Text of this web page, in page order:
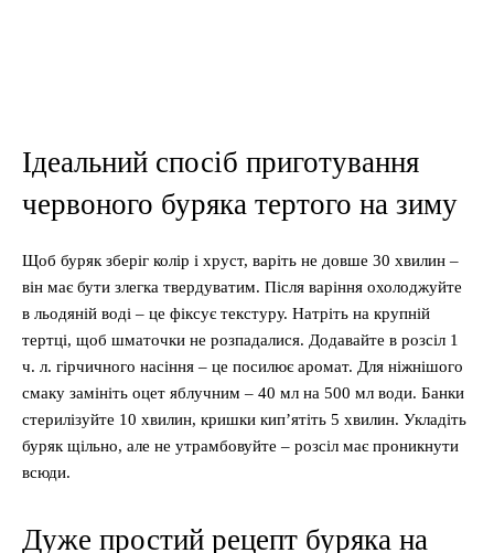
Ідеальний спосіб приготування
червоного буряка тертого на зиму
Щоб буряк зберіг колір і хруст, варіть не довше 30 хвилин –
він має бути злегка твердуватим. Після варіння охолоджуйте
в льодяній воді – це фіксує текстуру. Натріть на крупній
тертці, щоб шматочки не розпадалися. Додавайте в розсіл 1
ч. л. гірчичного насіння – це посилює аромат. Для ніжнішого
смаку замініть оцет яблучним – 40 мл на 500 мл води. Банки
стерилізуйте 10 хвилин, кришки кип’ятіть 5 хвилин. Укладіть
буряк щільно, але не утрамбовуйте – розсіл має проникнути
всюди.
Дуже простий рецепт буряка на